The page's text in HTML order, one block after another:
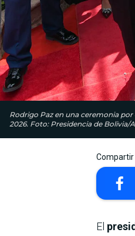
Rodrigo Paz en una ceremonia por
2026. Foto: Presidencia de Bolivia/
Compartir
El